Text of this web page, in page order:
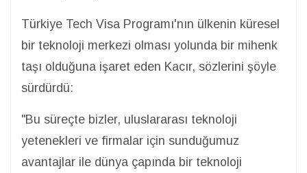
Türkiye Tech Visa Programı'nın ülkenin küresel
bir teknoloji merkezi olması yolunda bir mihenk
taşı olduğuna işaret eden Kacır, sözlerini şöyle
sürdürdü:
"Bu süreçte bizler, uluslararası teknoloji
yetenekleri ve firmalar için sunduğumuz
avantajlar ile dünya çapında bir teknoloji